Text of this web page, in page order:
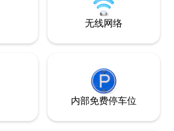
无线网络
内部免费停车位